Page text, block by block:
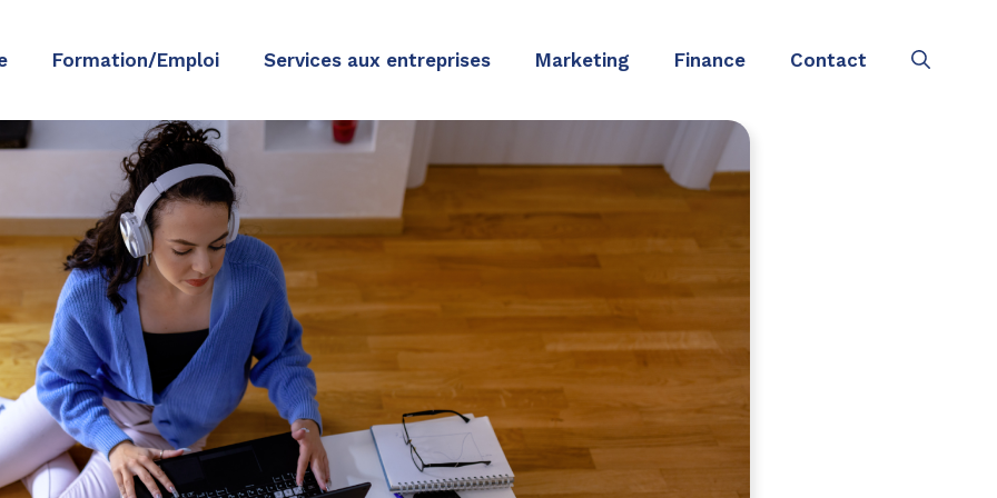
Formation/Emploi Services aux entreprises Marketing Finance Contact